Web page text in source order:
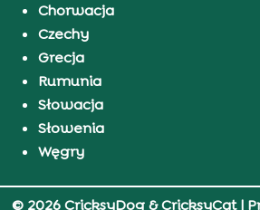
Chorwacja
Czechy
Grecja
Rumunia
Słowacja
Słowenia
Węgry
© 2026 CricksyDog & CricksyCat|